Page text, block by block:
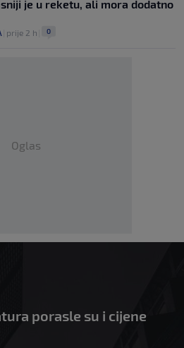
je u reketu, ali mora dodatno
prije 2 h 0
Oglas
porasle su i cijene